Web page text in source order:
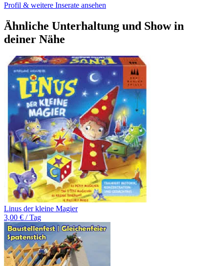
Profil & weitere Inserate ansehen
Ähnliche Unterhaltung und Show in
deiner Nähe
Linus der kleine Magier
3,00 € / Tag